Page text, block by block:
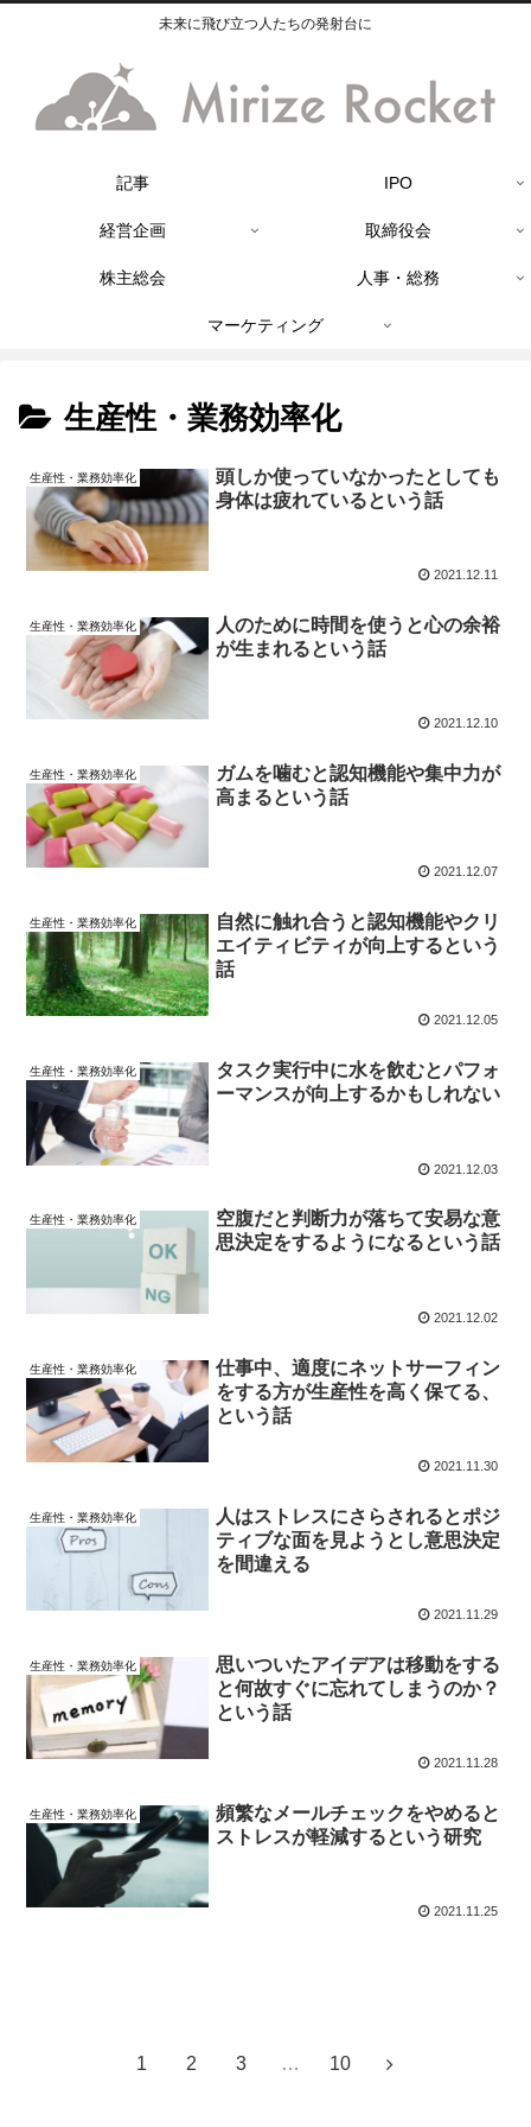
未来に飛び立つ人たちの発射台に
記事 IPO
経営企画 取締役会
株主総会 人事・総務
マーケティング
生産性・業務効率化
生産性・業務効率化
頭しか使っていなかったとしても
身体は疲れているという話
2021.12.11
生産性・業務効率化
人のために時間を使うと心の余裕
が生まれるという話
2021.12.10
生産性・業務効率化
ガムを噛むと認知機能や集中力が
高まるという話
2021.12.07
生産性・業務効率化
自然に触れ合うと認知機能やクリ
エイティビティが向上するという
話
2021.12.05
生産性・業務効率化
タスク実行中に水を飲むとパフォ
ーマンスが向上するかもしれない
2021.12.03
生産性・業務効率化
空腹だと判断力が落ちて安易な意
思決定をするようになるという話
2021.12.02
生産性・業務効率化
仕事中、適度にネットサーフィン
をする方が生産性を高く保てる、
という話
2021.11.30
生産性・業務効率化
人はストレスにさらされるとポジ
ティブな面を見ようとし意思決定
を間違える
2021.11.29
生産性・業務効率化
思いついたアイデアは移動をする
と何故すぐに忘れてしまうのか？
という話
2021.11.28
生産性・業務効率化
頻繁なメールチェックをやめると
ストレスが軽減するという研究
2021.11.25
1 2 3 … 10
次